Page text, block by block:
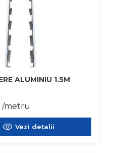
ALUMINIU 1.5M
/metru
Vezi detalii